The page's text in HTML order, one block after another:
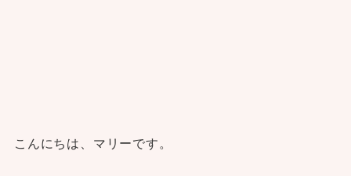
こんにちは、マリーです。